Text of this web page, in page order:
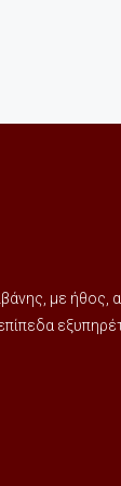
με ήθος,